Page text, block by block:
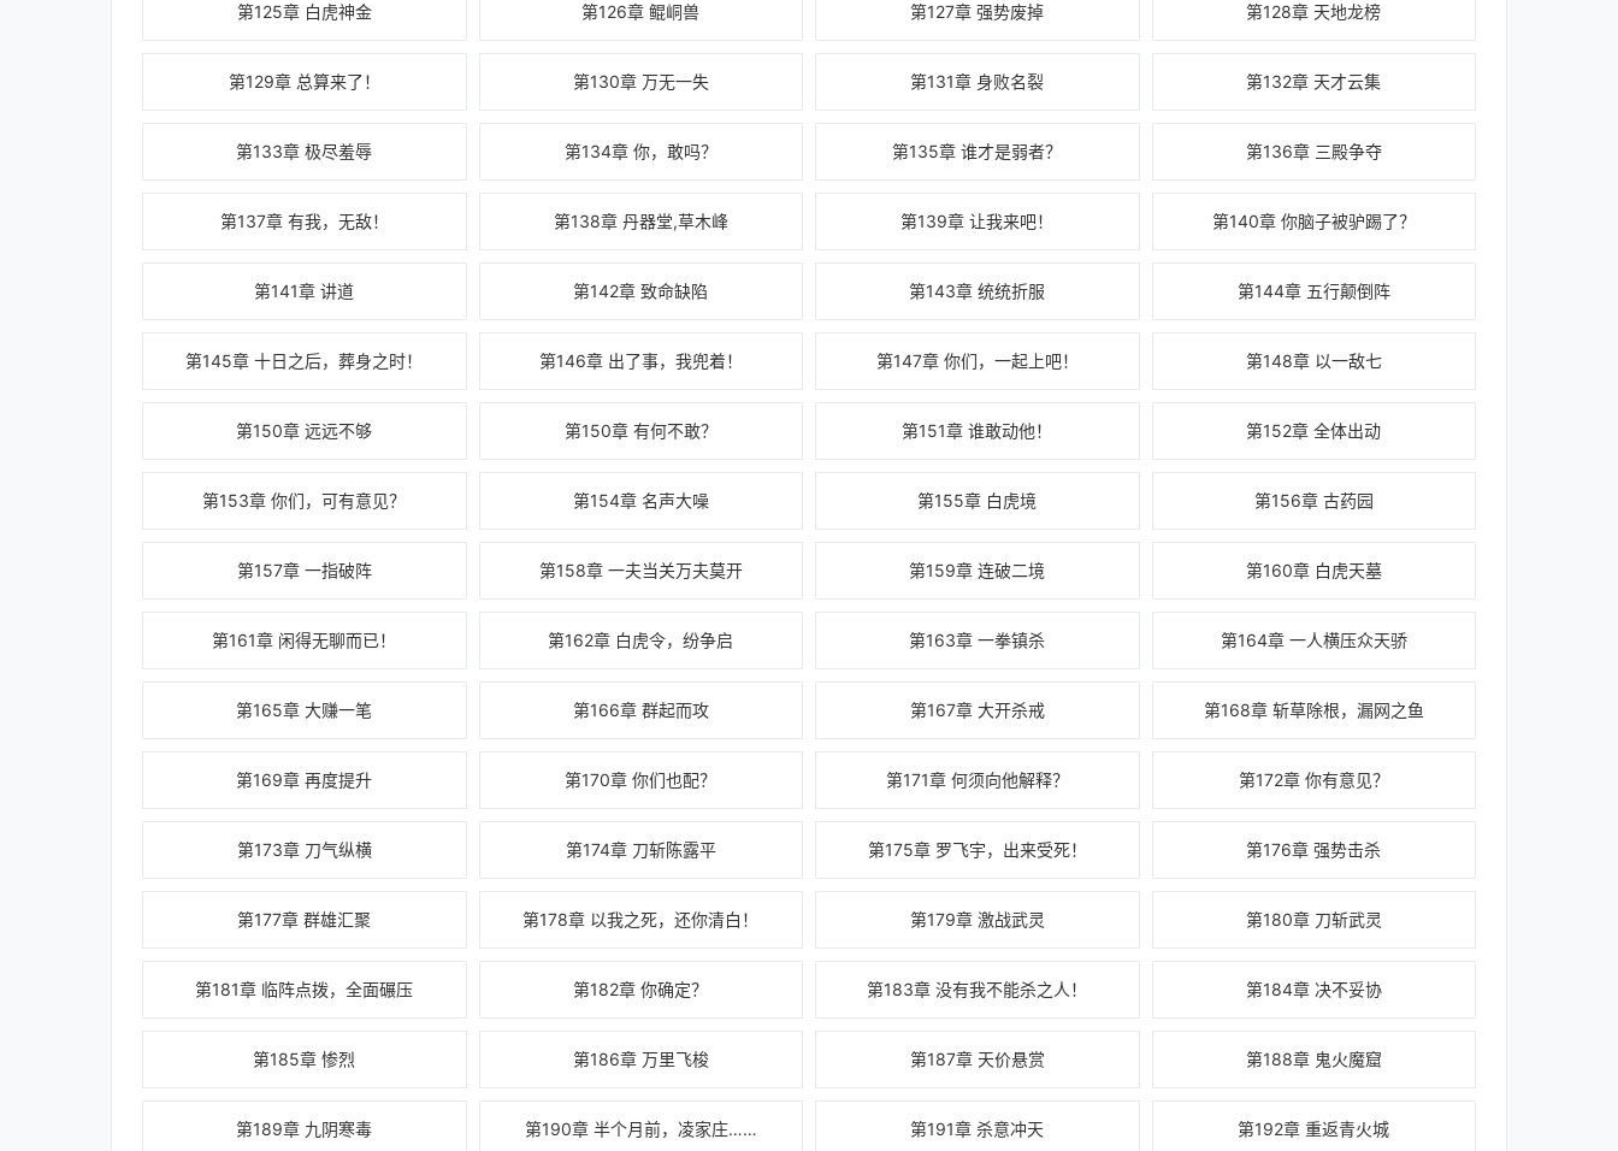
第125章 白虎神金 第126章 鲲峒兽 第127章 强势废掉 第128章 天地龙榜
第129章 总算来了！ 第130章 万无一失 第131章 身败名裂 第132章 天才云集
第133章 极尽羞辱 第134章 你，敢吗？ 第135章 谁才是弱者？ 第136章 三殿争夺
第137章 有我，无敌！ 第138章 丹器堂,草木峰 第139章 让我来吧！ 第140章 你脑子被驴踢了？
第141章 讲道 第142章 致命缺陷 第143章 统统折服 第144章 五行颠倒阵
第145章 十日之后，葬身之时！ 第146章 出了事，我兜着！ 第147章 你们，一起上吧！ 第148章 以一敌七
第150章 远远不够 第150章 有何不敢？ 第151章 谁敢动他！ 第152章 全体出动
第153章 你们，可有意见？ 第154章 名声大噪 第155章 白虎境 第156章 古药园
第157章 一指破阵 第158章 一夫当关万夫莫开 第159章 连破二境 第160章 白虎天墓
第161章 闲得无聊而已！ 第162章 白虎令，纷争启 第163章 一拳镇杀 第164章 一人横压众天骄
第165章 大赚一笔 第166章 群起而攻 第167章 大开杀戒 第168章 斩草除根，漏网之鱼
第169章 再度提升 第170章 你们也配？ 第171章 何须向他解释？ 第172章 你有意见？
第173章 刀气纵横 第174章 刀斩陈露平 第175章 罗飞宇，出来受死！ 第176章 强势击杀
第177章 群雄汇聚 第178章 以我之死，还你清白！ 第179章 激战武灵 第180章 刀斩武灵
第181章 临阵点拨，全面碾压 第182章 你确定？ 第183章 没有我不能杀之人！ 第184章 决不妥协
第185章 惨烈 第186章 万里飞梭 第187章 天价悬赏 第188章 鬼火魔窟
第189章 九阴寒毒 第190章 半个月前，凌家庄…… 第191章 杀意冲天 第192章 重返青火城